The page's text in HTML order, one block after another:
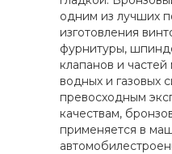
одним из лучших
изготовления
фурнитуры,
клапанов и
водных и газовых
превосходным
качествам,
применяется в